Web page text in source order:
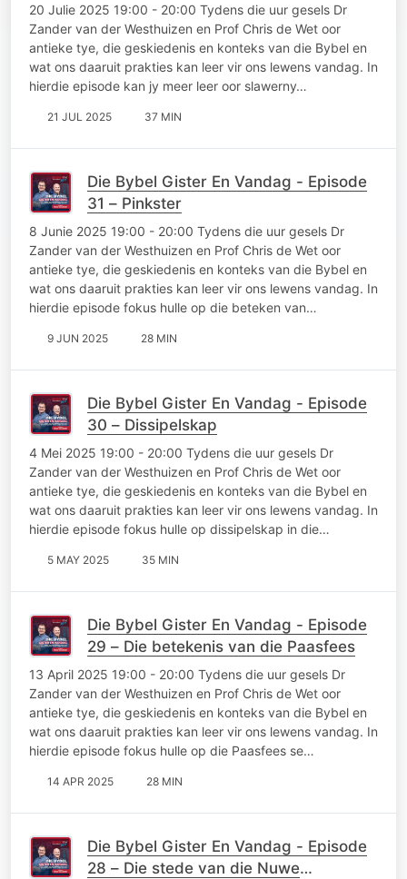
20 Julie 2025 19:00 - 20:00 Tydens die uur gesels Dr
Zander van der Westhuizen en Prof Chris de Wet oor
antieke tye, die geskiedenis en konteks van die Bybel en
wat ons daaruit prakties kan leer vir ons lewens vandag. In
hierdie episode kan jy meer leer oor slawerny…
21 JUL 2025 37 MIN
Die Bybel Gister En Vandag - Episode
31 – Pinkster
8 Junie 2025 19:00 - 20:00 Tydens die uur gesels Dr
Zander van der Westhuizen en Prof Chris de Wet oor
antieke tye, die geskiedenis en konteks van die Bybel en
wat ons daaruit prakties kan leer vir ons lewens vandag. In
hierdie episode fokus hulle op die beteken van…
9 JUN 2025 28 MIN
Die Bybel Gister En Vandag - Episode
30 – Dissipelskap
4 Mei 2025 19:00 - 20:00 Tydens die uur gesels Dr
Zander van der Westhuizen en Prof Chris de Wet oor
antieke tye, die geskiedenis en konteks van die Bybel en
wat ons daaruit prakties kan leer vir ons lewens vandag. In
hierdie episode fokus hulle op dissipelskap in die…
5 MAY 2025 35 MIN
Die Bybel Gister En Vandag - Episode
29 – Die betekenis van die Paasfees
13 April 2025 19:00 - 20:00 Tydens die uur gesels Dr
Zander van der Westhuizen en Prof Chris de Wet oor
antieke tye, die geskiedenis en konteks van die Bybel en
wat ons daaruit prakties kan leer vir ons lewens vandag. In
hierdie episode fokus hulle op die Paasfees se…
14 APR 2025 28 MIN
Die Bybel Gister En Vandag - Episode
28 – Die stede van die Nuwe